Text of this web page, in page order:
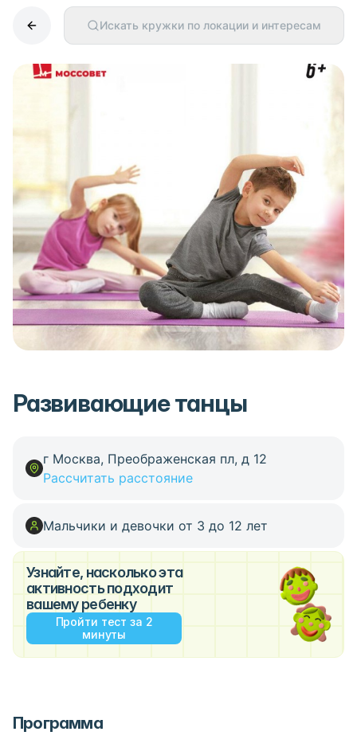
Искать кружки по локации и интересам
Развивающие танцы
г Москва, Преображенская пл, д 12
Рассчитать расстояние
Мальчики и девочки от 3 до 12 лет
Узнайте, насколько эта
активность подходит
вашему ребенку
Пройти тест за 2
минуты
Программа